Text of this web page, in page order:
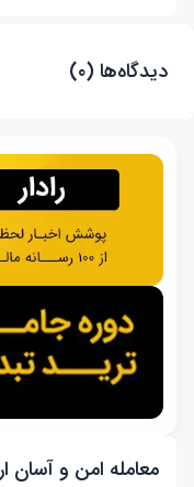
دیدگاه‌ها (۰)
معامله امن و آسان